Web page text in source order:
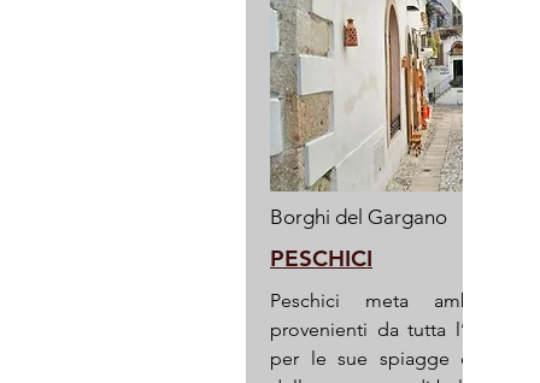
Borghi del Gargano
PESCHICI
Peschici meta ambita
provenienti da tutta l’Europa,
per le sue spiagge e per